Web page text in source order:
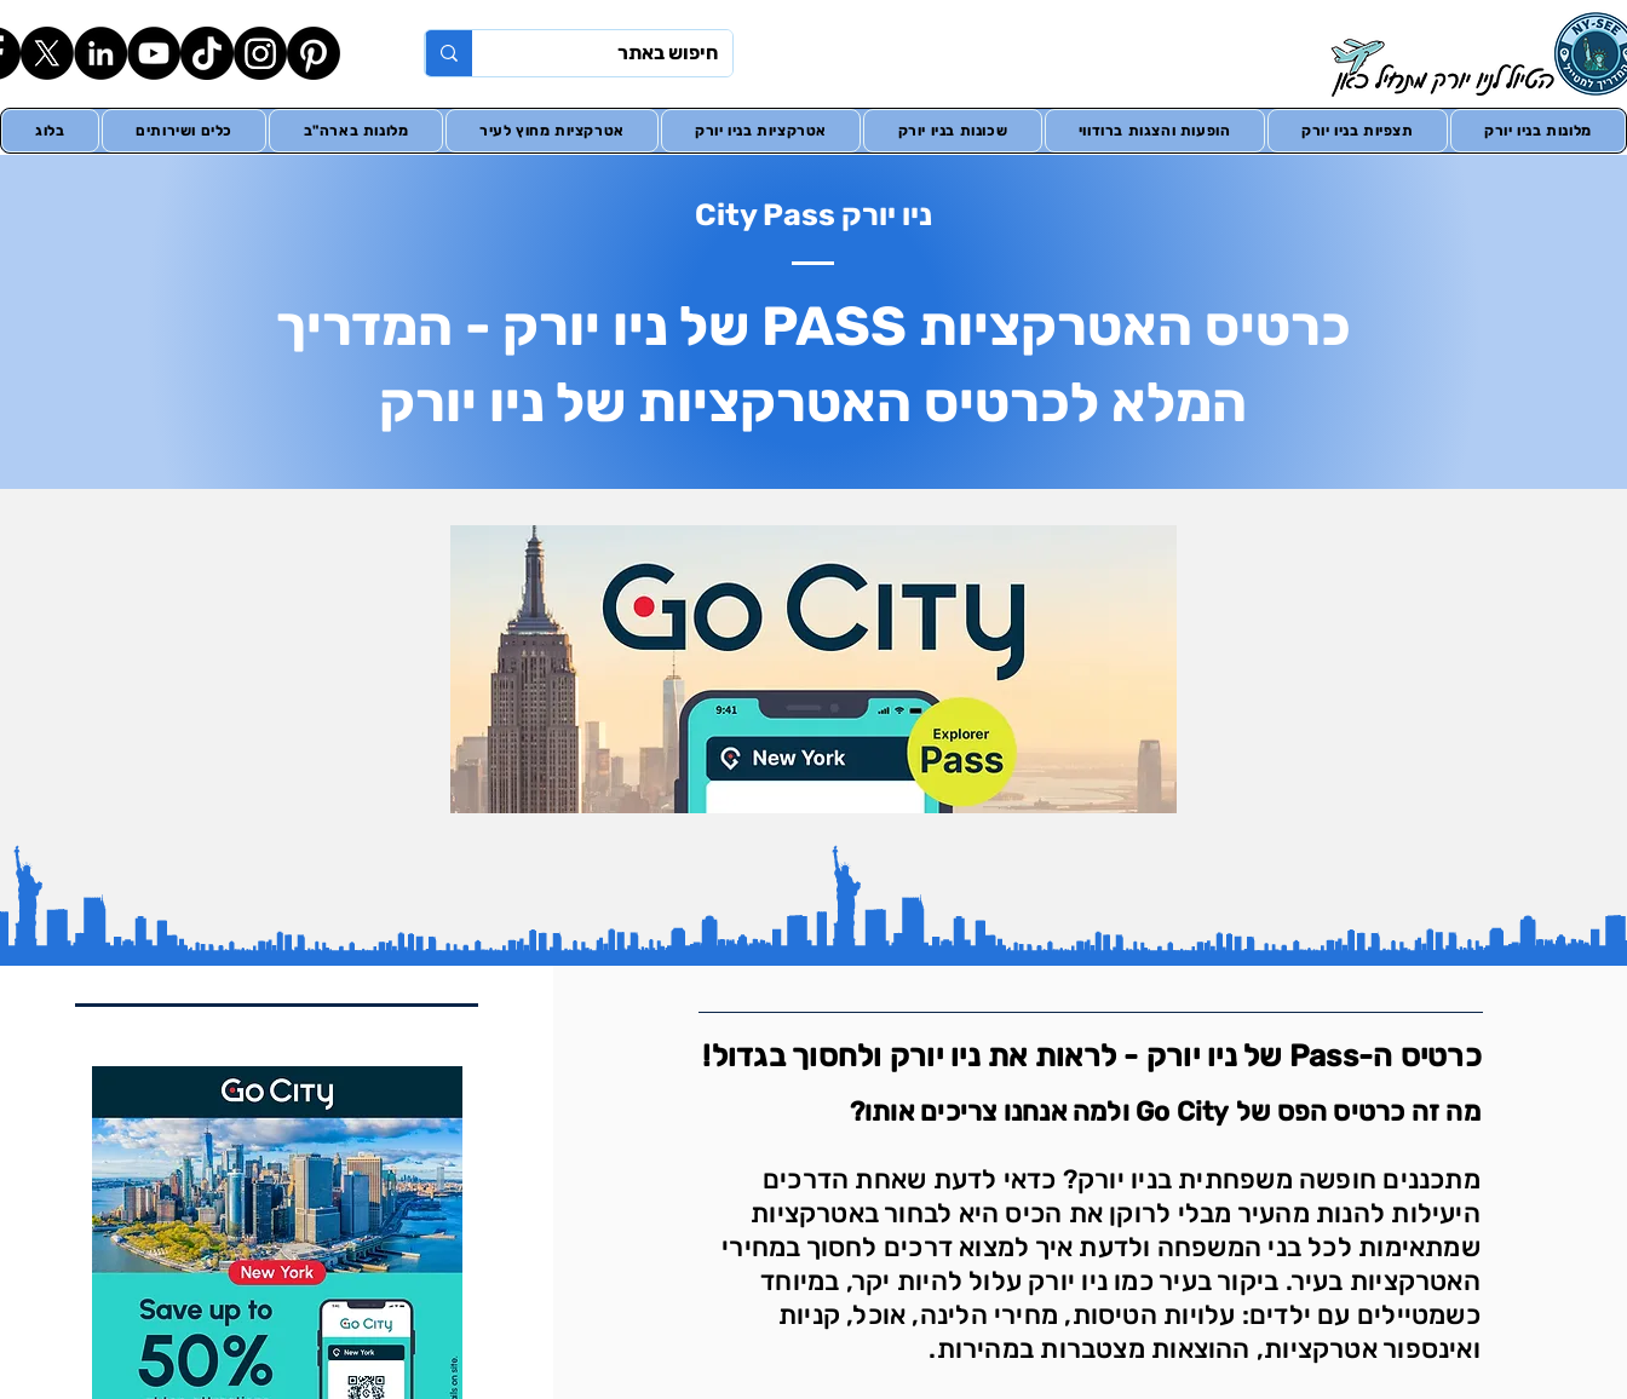
בלוג כלים ושירותים מלונות בארה"ב אטרקציות מחוץ לעיר אטרקציות בניו יורק שכונות בניו יורק הופעות והצגות ברודווי תצפיות בניו יורק מלונות בניו יורק
ניו יורק City Pass
כרטיס האטרקציות PASS של ניו יורק - המדריך
המלא לכרטיס האטרקציות של ניו יורק
כרטיס ה-Pass של ניו יורק - לראות את ניו יורק ולחסוך בגדול!
מה זה כרטיס הפס של Go City ולמה אנחנו צריכים אותו?
מתכננים חופשה משפחתית בניו יורק? כדאי לדעת שאחת הדרכים
היעילות להנות מהעיר מבלי לרוקן את הכיס היא לבחור באטרקציות
שמתאימות לכל בני המשפחה ולדעת איך למצוא דרכים לחסוך במחירי
האטרקציות בעיר. ביקור בעיר כמו ניו יורק עלול להיות יקר, במיוחד
כשמטיילים עם ילדים: עלויות הטיסות, מחירי הלינה, אוכל, קניות
ואינספור אטרקציות, ההוצאות מצטברות במהירות.